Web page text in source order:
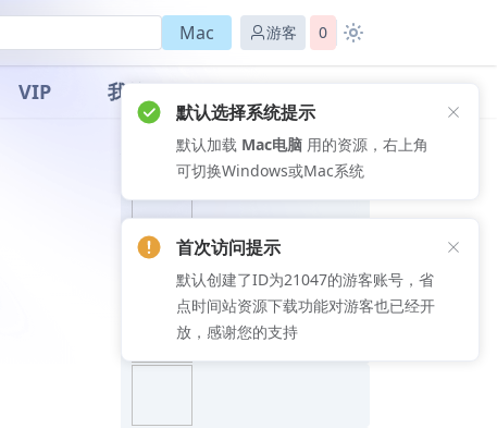
Mac 游客 0
VIP 我的
推荐文章
默认选择系统提示
默认加载 Mac电脑 用的资源，右上角
可切换Windows或Mac系统
首次访问提示
默认创建了ID为21047的游客账号，省
点时间站资源下载功能对游客也已经开
放，感谢您的支持